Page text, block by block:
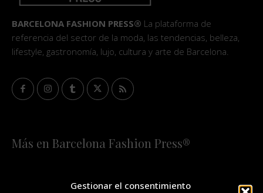
Gestionar el consentimiento
BARCELONA FASHION PRESS® La plataforma de
referencia del sector de la moda, las tendencias, belleza,
lifestyle, gastronomía, lujo, cultura y arte de Barcelona.
Más en Barcelona Fashion Press®